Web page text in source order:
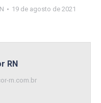
19 de agosto de 2021
RN
rn.com.br